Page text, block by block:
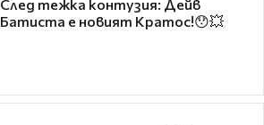
След тежка контузия: Дейв
Батиста е новият Кратос!😯💥